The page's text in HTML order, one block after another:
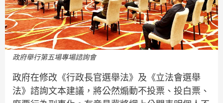
政府舉行第五場專場諮詢會
政府在修改《行政長官選舉法》及《立法會選舉
法》諮詢文本建議，將公然煽動不投票、投白票、